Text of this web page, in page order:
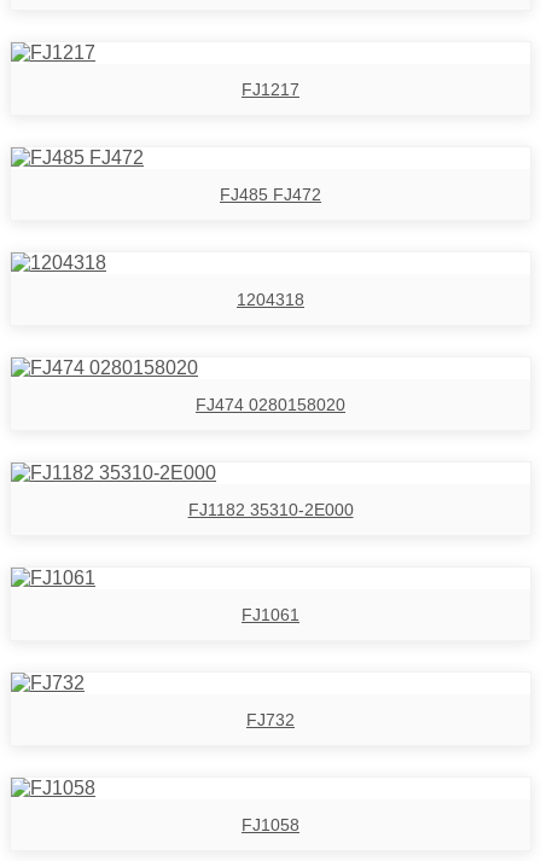
FJ1217
FJ485 FJ472
1204318
FJ474 0280158020
FJ1182 35310-2E000
FJ1061
FJ732
FJ1058